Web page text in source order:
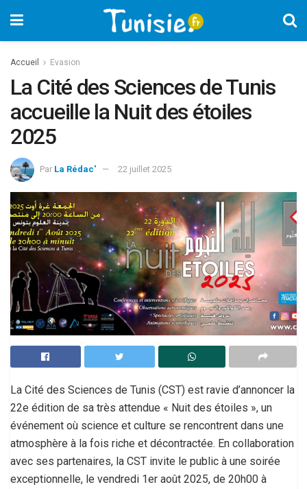
Accueil Evasion
La Cité des Sciences de Tunis
accueille la Nuit des étoiles
2025
Par La Rédac' 22 juillet 2025
La Cité des Sciences de Tunis (CST) est ravie d’annoncer la
22e édition de sa très attendue « Nuit des étoiles », un
événement où science et culture se rencontrent dans une
atmosphère à la fois riche et décontractée. En collaboration
avec ses partenaires, la CST invite le public à une soirée
exceptionnelle, le vendredi 1er août 2025, de 20h00 à